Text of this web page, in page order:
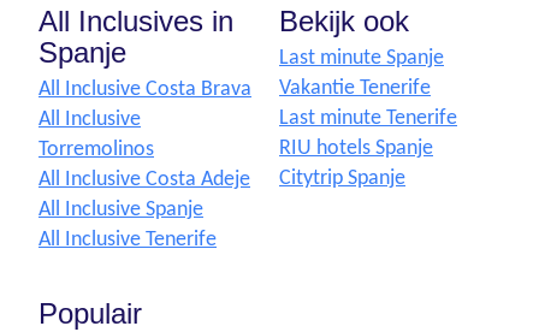
All Inclusives in
Spanje
All Inclusive Costa Brava
All Inclusive
Torremolinos
All Inclusive Costa Adeje
All Inclusive Spanje
All Inclusive Tenerife
Bekijk ook
Last minute Spanje
Vakantie Tenerife
Last minute Tenerife
RIU hotels Spanje
Citytrip Spanje
Populair